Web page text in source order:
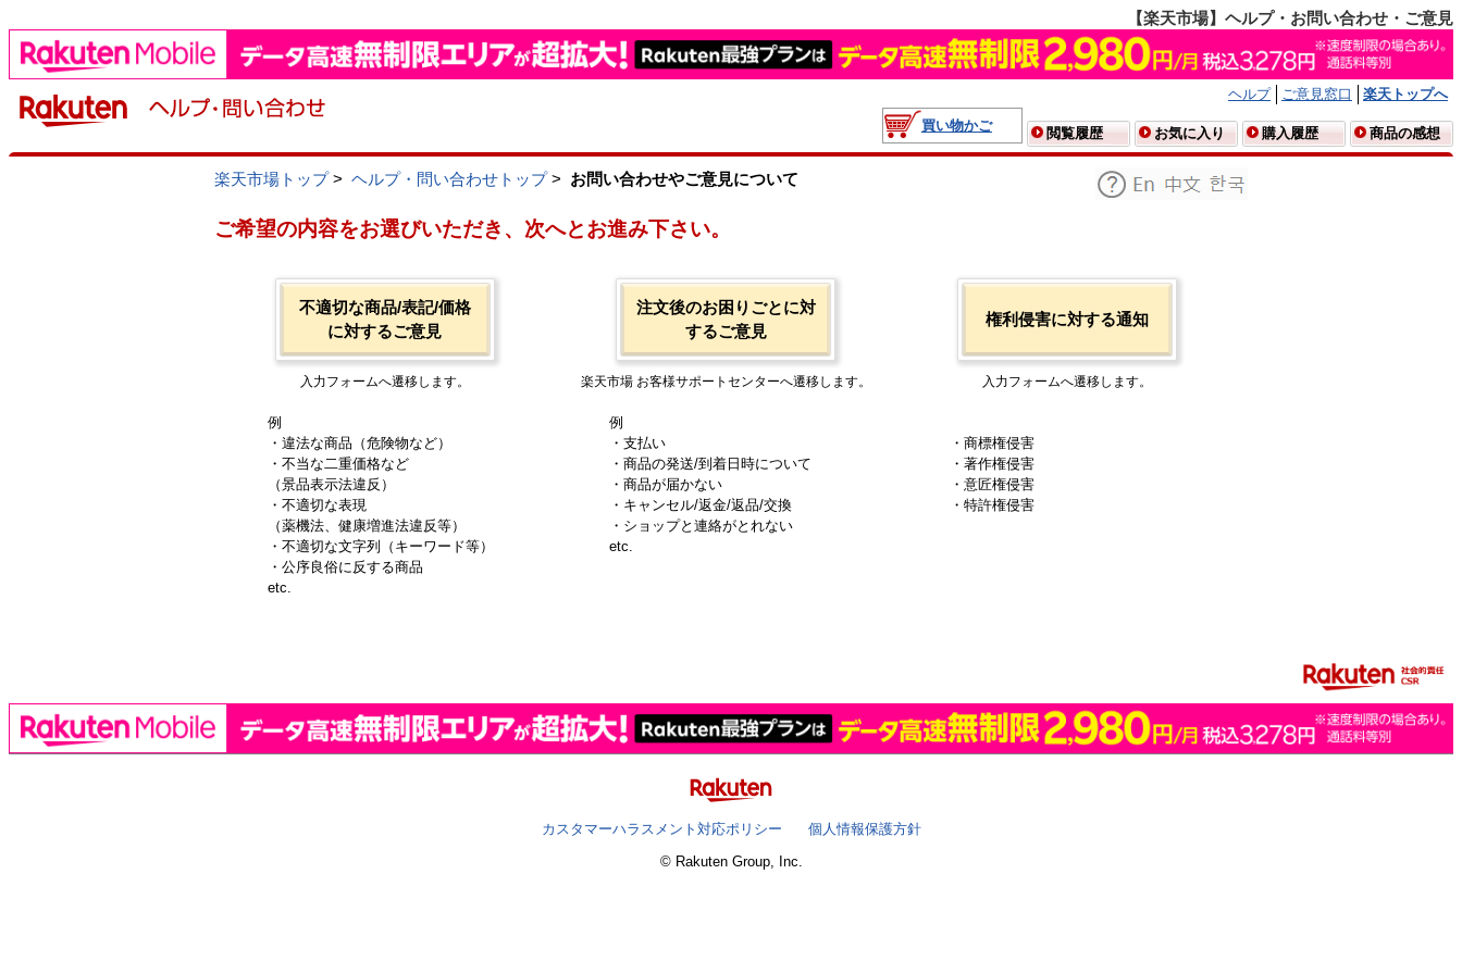
【楽天市場】ヘルプ・お問い合わせ・ご意見
ヘルプ ご意見窓口
楽天トップへ
買い物かご
閲覧履歴 お気に入り 購入履歴 商品の感想
楽天市場トップ> ヘルプ・問い合わせトップ> お問い合わせやご意見について
ご希望の内容をお選びいただき、次へとお進み下さい。
不適切な商品/表記/価格
に対するご意見
入力フォームへ遷移します。
例
・違法な商品（危険物など）
・不当な二重価格など
（景品表示法違反）
・不適切な表現
（薬機法、健康増進法違反等）
・不適切な文字列（キーワード等）
・公序良俗に反する商品
etc.
注文後のお困りごとに対
するご意見
楽天市場 お客様サポートセンターへ遷移します。
例
・支払い
・商品の発送/到着日時について
・商品が届かない
・キャンセル/返金/返品/交換
・ショップと連絡がとれない
etc.
権利侵害に対する通知
入力フォームへ遷移します。
・商標権侵害
・著作権侵害
・意匠権侵害
・特許権侵害
カスタマーハラスメント対応ポリシー
個人情報保護方針
© Rakuten Group, Inc.